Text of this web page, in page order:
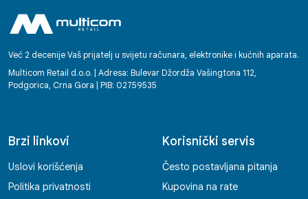
Već 2 decenije Vaš prijatelj u svijetu računara, elektronike i kućnih aparata.
Multicom Retail d.o.o. | Adresa: Bulevar Džordža Vašingtona 112,
Podgorica, Crna Gora | PIB: 02759535
Brzi linkovi
Uslovi korišćenja
Politika privatnosti
Korisnički servis
Često postavljana pitanja
Kupovina na rate